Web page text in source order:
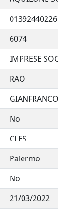
01392440226
6074
IMPRESE
RAO
GIANFRANCO
No
CLES
Palermo
No
21/03/2022